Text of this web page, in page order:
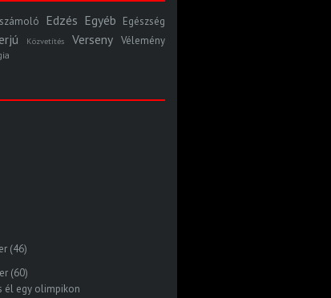
Edzés Egyéb Egészség
Közvetítés Verseny Vélemény
(46)
(60)
él egy olimpikon